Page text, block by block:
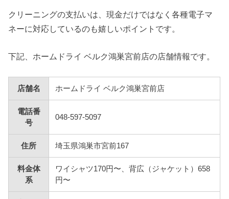
クリーニングの支払いは、現金だけではなく各種電子マ
ネーに対応しているのも嬉しいポイントです。
下記、ホームドライ ベルク鴻巣宮前店の店舗情報です。
店舗名 ホームドライ ベルク鴻巣宮前店
電話番
号
048-597-5097
住所 埼玉県鴻巣市宮前167
料金体
系
ワイシャツ170円〜、背広（ジャケット）658
円〜